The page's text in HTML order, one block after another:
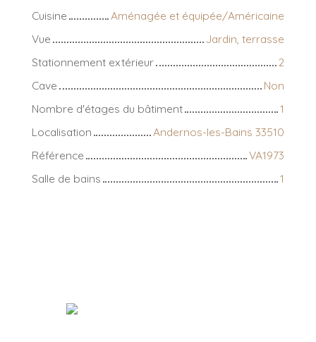
Cuisine
Aménagée et équipée/Américaine
Vue
Jardin, terrasse
Stationnement extérieur
2
Cave
Non
Nombre d'étages du bâtiment
1
Localisation
Andernos-les-Bains 33510
Référence
VA1973
Salle de bains
1